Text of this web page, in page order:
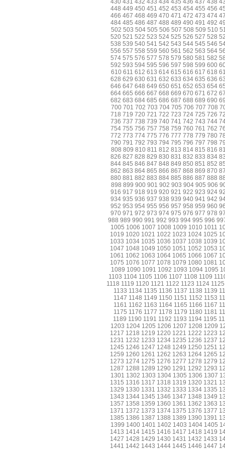
430 431 432 433 434 435 436 437 438
448 449 450 451 452 453 454 455 456
466 467 468 469 470 471 472 473 474
484 485 486 487 488 489 490 491 492
502 503 504 505 506 507 508 509 510
520 521 522 523 524 525 526 527 528
538 539 540 541 542 543 544 545 546
556 557 558 559 560 561 562 563 564
574 575 576 577 578 579 580 581 582
592 593 594 595 596 597 598 599 600
610 611 612 613 614 615 616 617 618
628 629 630 631 632 633 634 635 636
646 647 648 649 650 651 652 653 654
664 665 666 667 668 669 670 671 672
682 683 684 685 686 687 688 689 690
700 701 702 703 704 705 706 707 708
718 719 720 721 722 723 724 725 726
736 737 738 739 740 741 742 743 744
754 755 756 757 758 759 760 761 762
772 773 774 775 776 777 778 779 780
790 791 792 793 794 795 796 797 798
808 809 810 811 812 813 814 815 816
826 827 828 829 830 831 832 833 834
844 845 846 847 848 849 850 851 852
862 863 864 865 866 867 868 869 870
880 881 882 883 884 885 886 887 888
898 899 900 901 902 903 904 905 906
916 917 918 919 920 921 922 923 924
934 935 936 937 938 939 940 941 942
952 953 954 955 956 957 958 959 960
970 971 972 973 974 975 976 977 978
988 989 990 991 992 993 994 995 996
1005 1006 1007 1008 1009 1010 1011
1019 1020 1021 1022 1023 1024 1025
1033 1034 1035 1036 1037 1038 1039
1047 1048 1049 1050 1051 1052 1053
1061 1062 1063 1064 1065 1066 1067
1075 1076 1077 1078 1079 1080 1081
1089 1090 1091 1092 1093 1094 1095
1103 1104 1105 1106 1107 1108 1109
1118 1119 1120 1121 1122 1123 1124 1125
1133 1134 1135 1136 1137 1138 1139
1147 1148 1149 1150 1151 1152 1153
1161 1162 1163 1164 1165 1166 1167
1175 1176 1177 1178 1179 1180 1181
1189 1190 1191 1192 1193 1194 1195
1203 1204 1205 1206 1207 1208 1209
1217 1218 1219 1220 1221 1222 1223
1231 1232 1233 1234 1235 1236 1237
1245 1246 1247 1248 1249 1250 1251
1259 1260 1261 1262 1263 1264 1265
1273 1274 1275 1276 1277 1278 1279
1287 1288 1289 1290 1291 1292 1293
1301 1302 1303 1304 1305 1306 1307
1315 1316 1317 1318 1319 1320 1321
1329 1330 1331 1332 1333 1334 1335
1343 1344 1345 1346 1347 1348 1349
1357 1358 1359 1360 1361 1362 1363
1371 1372 1373 1374 1375 1376 1377
1385 1386 1387 1388 1389 1390 1391
1399 1400 1401 1402 1403 1404 1405
1413 1414 1415 1416 1417 1418 1419
1427 1428 1429 1430 1431 1432 1433
1441 1442 1443 1444 1445 1446 1447